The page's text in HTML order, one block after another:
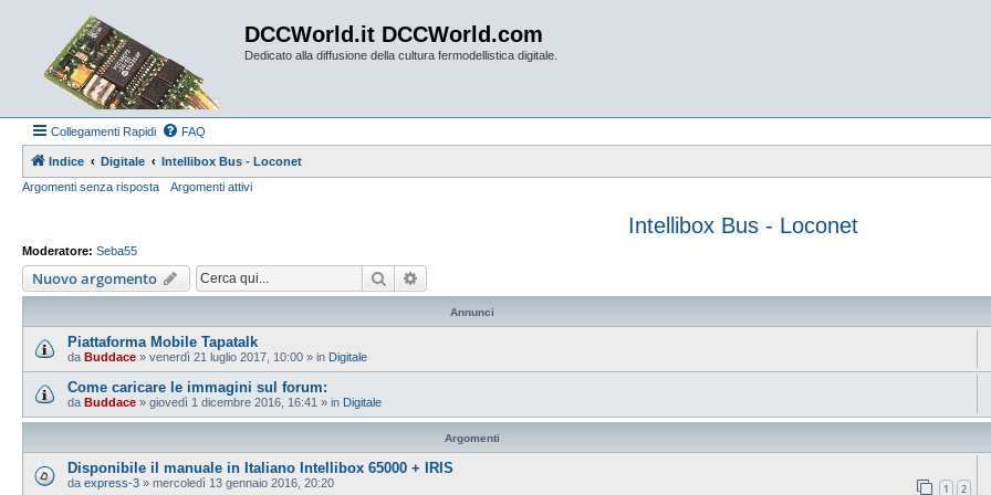
DCCWorld.it DCCWorld.com
Dedicato alla diffusione della cultura fermodellistica digitale.
Collegamenti Rapidi FAQ
Indice Digitale
Intellibox Bus - Loconet
Argomenti senza risposta
Argomenti attivi
Intellibox Bus - Loconet
Moderatore: Seba55
Nuovo argomento Cerca
Annunci
Piattaforma Mobile Tapatalk
da Buddace » venerdì 21 luglio 2017, 10:00 » in Digitale
Come caricare le immagini sul forum:
da Buddace » giovedì 1 dicembre 2016, 16:41 » in Digitale
Argomenti
Disponibile il manuale in Italiano Intellibox 65000 + IRIS
da express-3 » mercoledì 13 gennaio 2016, 20:20 1 2